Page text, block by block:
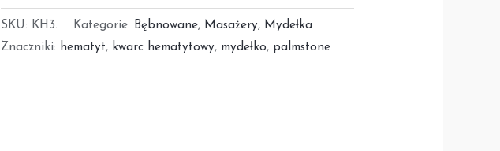
SKU: KH3. Kategorie: Bębnowane, Masażery, Mydełka
Znaczniki: hematyt, kwarc hematytowy, mydełko, palmstone